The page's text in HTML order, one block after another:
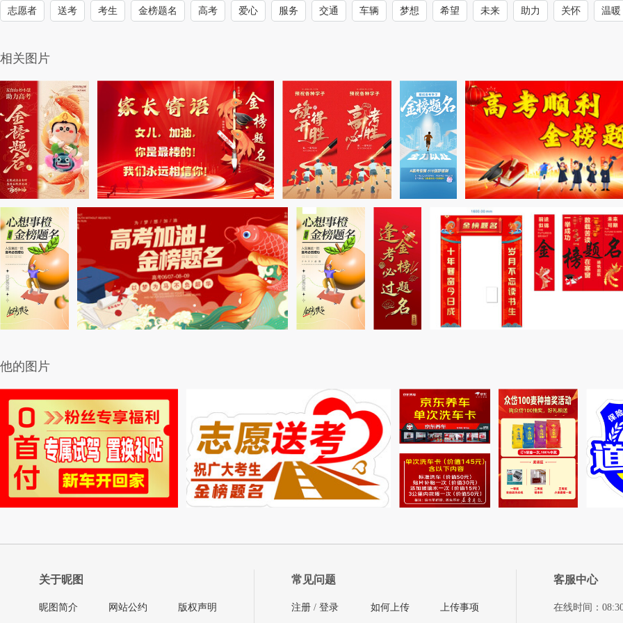
志愿者 送考 考生 金榜题名 高考 爱心 服务 交通 车辆 梦想 希望 未来 助力 关怀 温暖
相关图片
他的图片
关于昵图
昵图简介 网站公约 版权声明
常见问题
注册 / 登录 如何上传 上传事项
客服中心
在线时间：